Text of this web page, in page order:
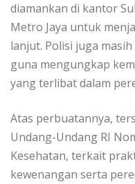
diamankan di kantor
Metro Jaya untuk
lanjut. Polisi juga
guna mengungkap
yang terlibat dalam
Atas perbuatannya,
Undang-Undang RI
Kesehatan, terkait
kewenangan serta